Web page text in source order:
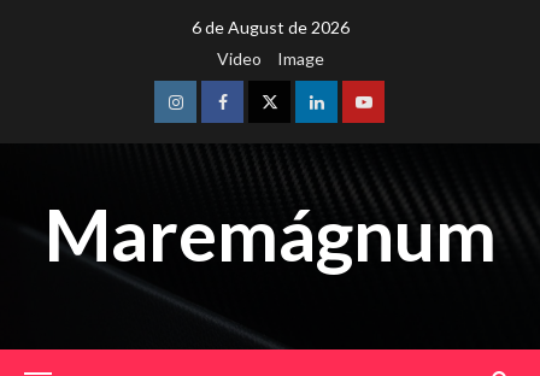
6 de August de 2026
Video
Image
InstagramFacebookTwitterLinkedinYoutube
Maremágnum